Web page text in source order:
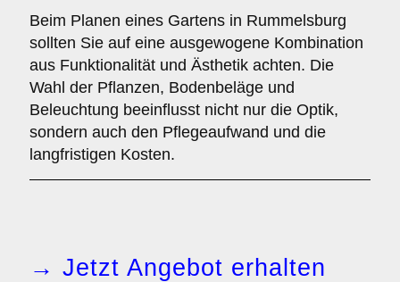
Beim Planen eines Gartens in Rummelsburg
sollten Sie auf eine ausgewogene Kombination
aus Funktionalität und Ästhetik achten. Die
Wahl der Pflanzen, Bodenbeläge und
Beleuchtung beeinflusst nicht nur die Optik,
sondern auch den Pflegeaufwand und die
langfristigen Kosten.
→ Jetzt Angebot erhalten